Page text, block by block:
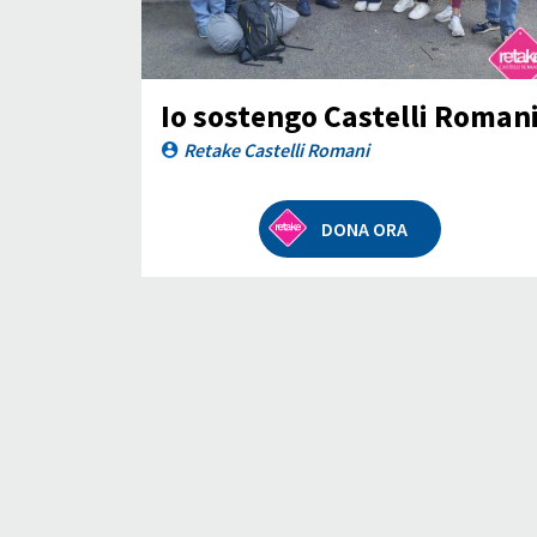
Io sostengo Castelli
Retake Castelli Romani
DONA ORA